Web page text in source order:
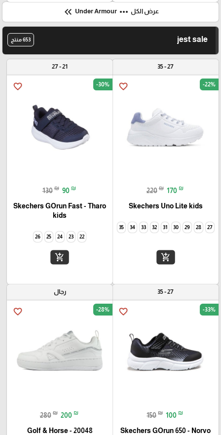
عرض الكل more_horiz
keyboard_double_arrow_left
jest sale 653 منتج
27 - 35
favorite_border -22%
220 ₪ 170 ₪
Skechers Uno Lite kids
27
28
29
30
31
32
33
34
35
add_shopping_cart
21 - 27
favorite_border -30%
130 ₪ 90 ₪
Skechers GOrun Fast - Tharo
kids
22
23
24
25
26
add_shopping_cart
27 - 35
favorite_border -33%
150 ₪ 100 ₪
Skechers GOrun 650 - Norvo
رجال
favorite_border -28%
280 ₪ 200 ₪
Golf & Horse - 20048